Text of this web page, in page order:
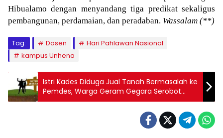
Hibualamo dengan menyandang tiga predikat sekaligus
pembangunan, perdamaian, dan peradaban. Wassalam (**)
Tag: Dosen
Hari Pahlawan Nasional
kampus Unhena
Istri Kades Diduga Jual Tanah Bermasalah ke
Pemdes, Warga Geram Gegara Serobot
Tanah Wakaf